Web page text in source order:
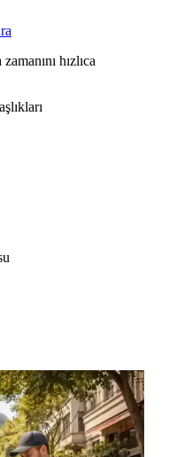
hızlıca